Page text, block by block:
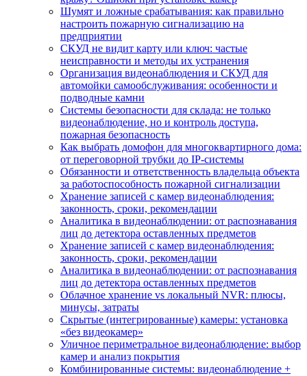
Шумят и ложные срабатывания: как правильно
настроить пожарную сигнализацию на
предприятии
СКУД не видит карту или ключ: частые
неисправности и методы их устранения
Организация видеонаблюдения и СКУД для
автомойки самообслуживания: особенности и
подводные камни
Системы безопасности для склада: не только
видеонаблюдение, но и контроль доступа,
пожарная безопасность
Как выбрать домофон для многоквартирного дома:
от переговорной трубки до IP-системы
Обязанности и ответственность владельца объекта
за работоспособность пожарной сигнализации
Хранение записей с камер видеонаблюдения:
законность, сроки, рекомендации
Аналитика в видеонаблюдении: от распознавания
лиц до детектора оставленных предметов
Хранение записей с камер видеонаблюдения:
законность, сроки, рекомендации
Аналитика в видеонаблюдении: от распознавания
лиц до детектора оставленных предметов
Облачное хранение vs локальный NVR: плюсы,
минусы, затраты
Скрытые (интегрированные) камеры: установка
«без видеокамер»
Уличное периметральное видеонаблюдение: выбор
камер и анализ покрытия
Комбинированные системы: видеонаблюдение +